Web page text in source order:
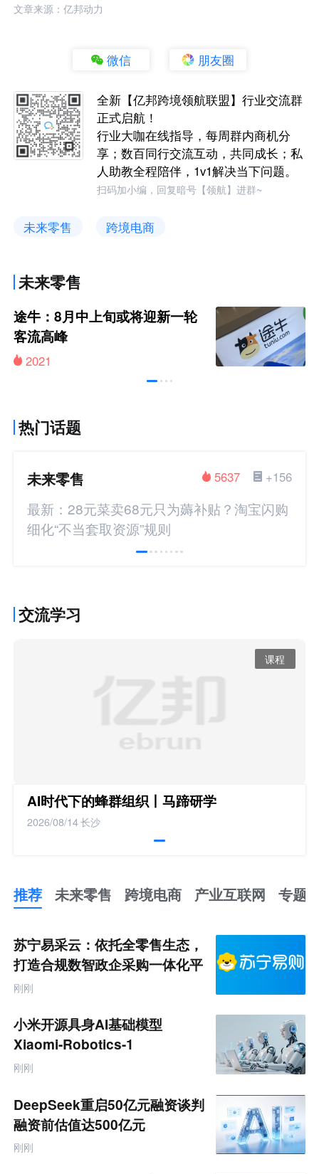
文章来源：亿邦动力
微信 朋友圈
全新【亿邦跨境领航联盟】行业交流群
正式启航！
行业大咖在线指导，每周群内商机分
享；数百同行交流互动，共同成长；私
人助教全程陪伴，1v1解决当下问题。
扫码加小编，回复暗号【领航】进群~
未来零售 跨境电商
未来零售
途牛：8月中上旬或将迎新一轮
客流高峰
2021
热门话题
未来零售 +156
5637
最新：28元菜卖68元只为薅补贴？淘宝闪购
细化“不当套取资源”规则
交流学习
课程
AI时代下的蜂群组织丨马蹄研学
2026/08/14长沙
推荐 未来零售 跨境电商 产业互联网 专题
未
来
零
售
跨
境
商
产
业
互
联
网
苏宁易采云：依托全零售生态，
打造合规数智政企采购一体化平
台
刚刚
小米开源具身AI基础模型
Xiaomi-Robotics-1
刚刚
DeepSeek重启50亿元融资谈判
融资前估值达500亿元
刚刚